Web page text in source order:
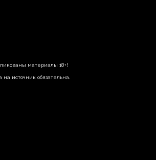
материалы 18+!
источник обязательна.